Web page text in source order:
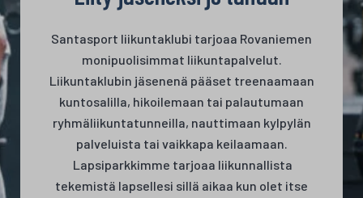
Santasport liikuntaklubi tarjoaa Rovaniemen
monipuolisimmat liikuntapalvelut.
Liikuntaklubin jäsenenä pääset treenaamaan
kuntosalilla, hikoilemaan tai palautumaan
ryhmäliikuntatunneilla, nauttimaan kylpylän
palveluista tai vaikkapa keilaamaan.
Lapsiparkkimme tarjoaa liikunnallista
tekemistä lapsellesi sillä aikaa kun olet itse